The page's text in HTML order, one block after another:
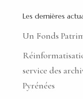
Les dernières
Un Fonds
service des
Pyrénées